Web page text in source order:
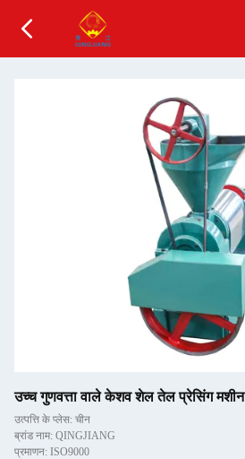
उच्च गुणवत्ता वाले केशव शेल तेल प्रेसिंग मशीन
उत्पत्ति के प्लेस: चीन
ब्रांड नाम: QINGJIANG
प्रमाणन: ISO9000